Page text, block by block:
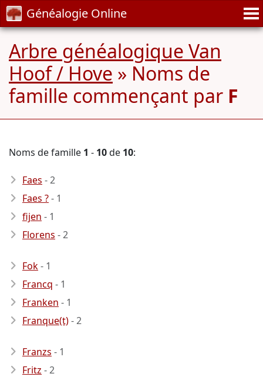
Généalogie Online
Arbre généalogique Van
Hoof / Hove » Noms de
famille commençant par F
Noms de famille 1 - 10de 10:
Faes - 2
Faes ?- 1
fijen - 1
Florens - 2
Fok- 1
Francq - 1
Franken - 1
Franque(t)- 2
Franzs - 1
Fritz - 2